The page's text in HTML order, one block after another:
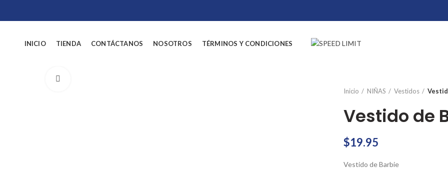
INICIO TIENDA CONTÁCTANOS NOSOTROS TÉRMINOS Y CONDICIONES
Inicio
NIÑAS Vestidos
Vestido de
$19.95
Vestido de Barbie